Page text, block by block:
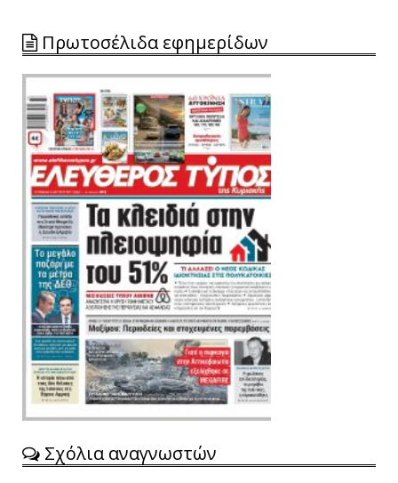
Πρωτοσέλιδα εφημερίδων
Σχόλια αναγνωστών